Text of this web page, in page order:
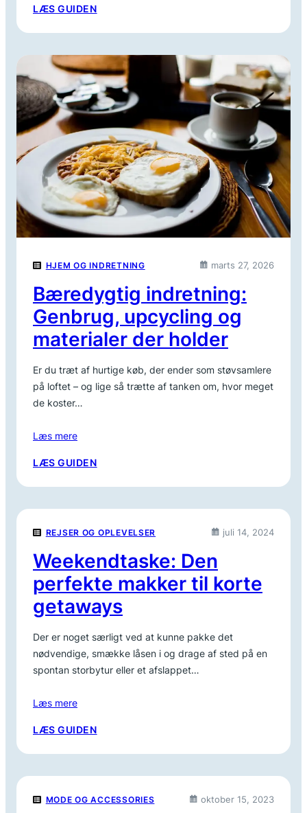
LÆS GUIDEN:
DU
SKAL
UNDGÅ,
NÅR
DU
VIL
FINDE
EN
MALER
TIL
HUSET
HJEM OG INDRETNING marts 27, 2026
Bæredygtig indretning:
Genbrug, upcycling og
materialer der holder
Er du træt af hurtige køb, der ender som støvsamlere
på loftet – og lige så trætte af tanken om, hvor meget
de koster…
Læs mere
LÆS GUIDEN:
GENBRUG,
OG
MATERIALER
DER
HOLDER
REJSER OG OPLEVELSER juli 14, 2024
Weekendtaske: Den
perfekte makker til korte
getaways
Der er noget særligt ved at kunne pakke det
nødvendige, smække låsen i og drage af sted på en
spontan storbytur eller et afslappet…
Læs mere
LÆS GUIDEN:
PERFEKTE
TIL
MODE OG ACCESSORIES oktober 15, 2023